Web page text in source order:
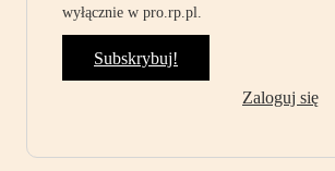
wyłącznie w pro.rp.pl.
Subskrybuj!
Zaloguj się